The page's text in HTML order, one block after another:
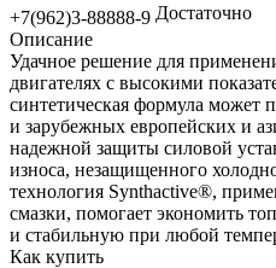
+7(962)3-88888-9 Достаточно
Описание
Удачное решение для
двигателях с высокими
синтетическая формула может
и зарубежных европейских и
надежной защиты силовой
износа, незащищенного
технология Synthactive®,
смазки, помогает экономить
и стабильную при любой
Как купить